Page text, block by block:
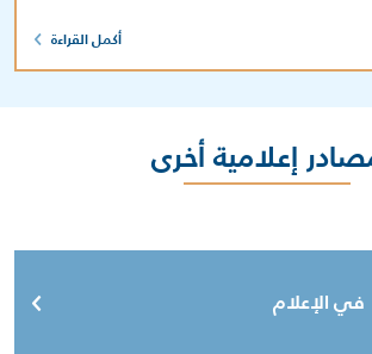
أكمل القراءة
إعلامية أخرى
في الإعلام